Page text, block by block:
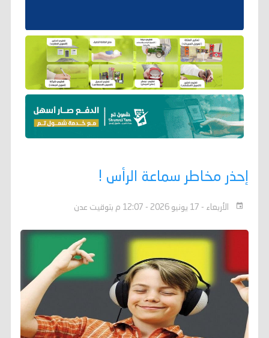
إحذر مخاطر سماعة الرأس !
الأربعاء - 17 يونيو 2026 - 12:07 م بتوقيت عدن